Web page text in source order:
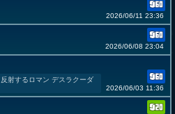
2026/06/11 23:36
2026/06/08 23:04
射するロマン デスラクーダ
2026/06/03 11:36